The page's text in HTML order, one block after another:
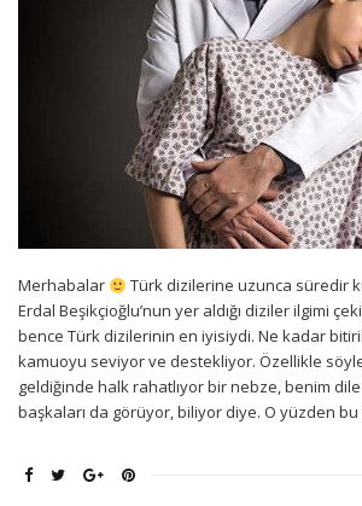
Merhabalar
Türk dizilerine uzunca süredir
Erdal Beşikçioğlu’nun yer aldığı diziler ilgimi
bence Türk dizilerinin en iyisiydi. Ne kadar
kamuoyu seviyor ve destekliyor. Özellikle
geldiğinde halk rahatlıyor bir nebze, benim
başkaları da görüyor, biliyor diye. O yüzden